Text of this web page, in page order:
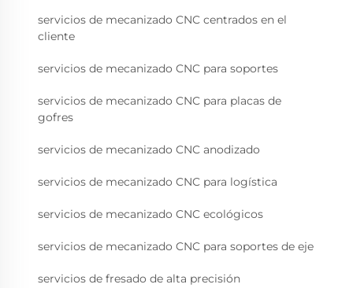
servicios de mecanizado CNC centrados en el
cliente
servicios de mecanizado CNC para soportes
servicios de mecanizado CNC para placas de
gofres
servicios de mecanizado CNC anodizado
servicios de mecanizado CNC para logística
servicios de mecanizado CNC ecológicos
servicios de mecanizado CNC para soportes de eje
servicios de fresado de alta precisión